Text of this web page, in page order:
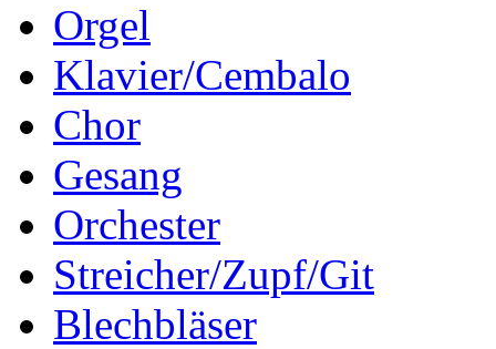
Orgel
Klavier/Cembalo
Chor
Gesang
Orchester
Streicher/Zupf/Git
Blechbläser